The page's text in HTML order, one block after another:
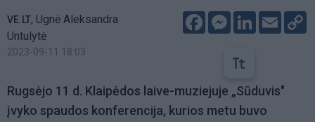
VE.LT, Ugnė Aleksandra
Untulytė
2023-09-11 18:03
FacebookMessenger
LinkedIn
Email
Rugsėjo 11 d. Klaipėdos laive-muziejuje „Sūduvis"
įvyko spaudos konferencija, kurios metu buvo